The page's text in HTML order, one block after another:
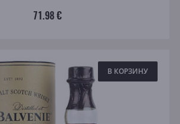
71.98 €
В КОРЗИНУ